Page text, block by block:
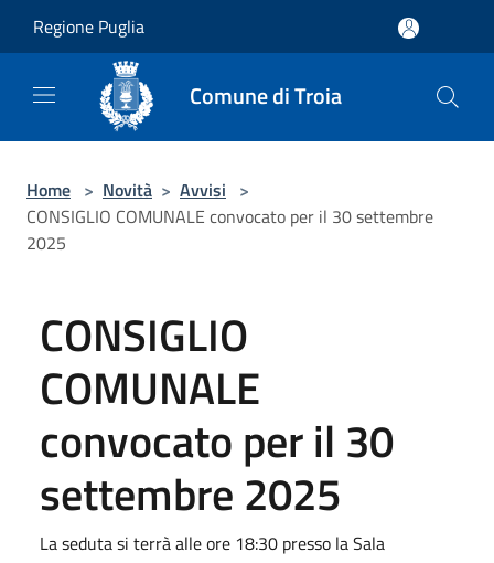
Regione Puglia
Comune di Troia
Home > Novità > Avvisi >
CONSIGLIO COMUNALE convocato per il 30 settembre
2025
CONSIGLIO
COMUNALE
convocato per il 30
settembre 2025
La seduta si terrà alle ore 18:30 presso la Sala